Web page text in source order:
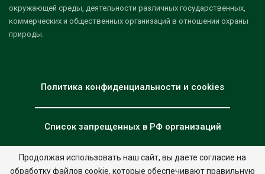
окружающей среды, деятельности различных государственных,
коммерческих и общественных организаций в отношении охраны
природы.
Политика конфиденциальности и cookies
Список запрещенных в РФ организаций
Продолжая использовать наш сайт, вы даете согласие на
обработку файлов cookie, которые обеспечивают правильную